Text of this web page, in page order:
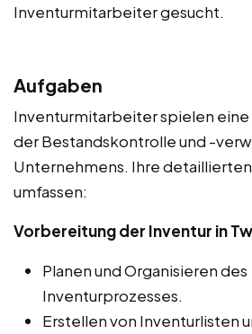
Inventurmitarbeiter gesucht.
Aufgaben
Inventurmitarbeiter spielen eine
der Bestandskontrolle und -
Unternehmens. Ihre
umfassen:
Vorbereitung der Inventur in
Planen und Organisieren des
Inventurprozesses.
Erstellen von Inventurlisten